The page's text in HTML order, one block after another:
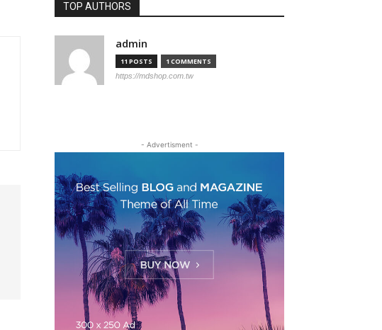
TOP AUTHORS
admin
11 POSTS 1 COMMENTS
https://mdshop.com.tw
- Advertisment -